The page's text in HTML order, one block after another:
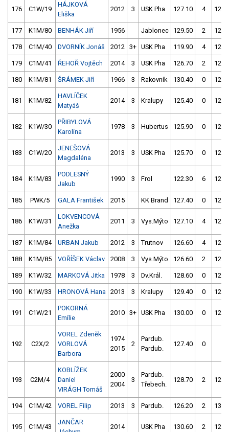
176 C1W/19
HÁJKOVÁ
Eliška
2012 3 USK Pha 127.10 4
177 K1M/80 BENHÁK Jiří 1956 Jablonec 129.50 2
178 C1M/40 DVORNÍK Jonáš 2012 3+ USK Pha 119.90 4
179 C1M/41 ŘEHOŘ Vojtěch 2014 3 USK Pha 126.70 2
180 K1M/81 ŠRÁMEK Jiří 1966 3 Rakovník 130.40 0
181 K1M/82
HAVLÍČEK
Matyáš
2014 3 Kralupy 125.40 0
182 K1W/30
PŘIBYLOVÁ
Karolína
1978 3 Hubertus 125.90 0
183 C1W/20
JENEŠOVÁ
Magdaléna
2013 3 USK Pha 125.70 0
184 K1M/83
PODLESNÝ
Jakub
1990 3 Frol 122.30 6
185 PWK/5 GALA František 2015 KK Brand 127.40 0
186 K1W/31
LOKVENCOVÁ
Anežka
2011 3 Vys.Mýto 127.10 4
187 K1M/84 URBAN Jakub 2012 3 Trutnov 126.60 4
188 K1M/85 VOŘÍŠEK Václav 2008 3 Vys.Mýto 126.60 2
189 K1W/32 MARKOVÁ Jitka 1978 3 Dv.Král. 128.60 0
190 K1W/33 HRONOVÁ Hana 2013 3 Kralupy 129.40 0
191 C1W/21
POKORNÁ
Emílie
2010 3+ USK Pha 130.00 0
192 C2X/2
VOREL Zdeněk
VORLOVÁ
Barbora
1974
2015
2
Pardub.
Pardub.
127.40 0
193 C2M/4
KOBLÍŽEK
Daniel
VIRÁGH Tomáš
2000
2004
3
Pardub.
Třebech.
128.70 2
194 C1M/42 VOREL Filip 2013 3 Pardub. 126.20 2
195 C1M/43
JANČAR
2014 USK Pha 130.60 2